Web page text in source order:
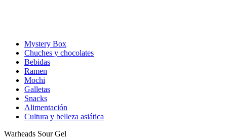
Mystery Box
Chuches y chocolates
Bebidas
Ramen
Mochi
Galletas
Snacks
Alimentación
Cultura y belleza asiática
Warheads Sour Gel